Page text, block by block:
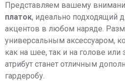
Представляем вашему
платок, идеально подходящий
акцентов в любом наряде.
универсальным аксессуаром,
как на шее, так и на голове или
атрибут станет отличным
гардеробу.